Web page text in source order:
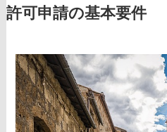
許可申請の基本要件